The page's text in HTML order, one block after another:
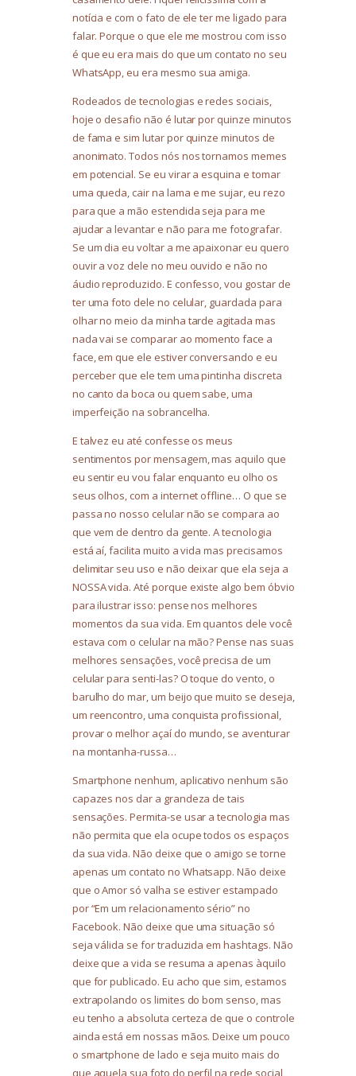
notícia e com o fato de ele ter me ligado para
falar. Porque o que ele me mostrou com isso
é que eu era mais do que um contato no seu
WhatsApp, eu era mesmo sua amiga.
Rodeados de tecnologias e redes sociais,
hoje o desafio não é lutar por quinze minutos
de fama e sim lutar por quinze minutos de
anonimato. Todos nós nos tornamos memes
em potencial. Se eu virar a esquina e tomar
uma queda, cair na lama e me sujar, eu rezo
para que a mão estendida seja para me
ajudar a levantar e não para me fotografar.
Se um dia eu voltar a me apaixonar eu quero
ouvir a voz dele no meu ouvido e não no
áudio reproduzido. E confesso, vou gostar de
ter uma foto dele no celular, guardada para
olhar no meio da minha tarde agitada mas
nada vai se comparar ao momento face a
face, em que ele estiver conversando e eu
perceber que ele tem uma pintinha discreta
no canto da boca ou quem sabe, uma
imperfeição na sobrancelha.
E talvez eu até confesse os meus
sentimentos por mensagem, mas aquilo que
eu sentir eu vou falar enquanto eu olho os
seus olhos, com a internet offline… O que se
passa no nosso celular não se compara ao
que vem de dentro da gente. A tecnologia
está aí, facilita muito a vida mas precisamos
delimitar seu uso e não deixar que ela seja a
NOSSA vida. Até porque existe algo bem óbvio
para ilustrar isso: pense nos melhores
momentos da sua vida. Em quantos dele você
estava com o celular na mão? Pense nas suas
melhores sensações, você precisa de um
celular para senti-las? O toque do vento, o
barulho do mar, um beijo que muito se deseja,
um reencontro, uma conquista profissional,
provar o melhor açaí do mundo, se aventurar
na montanha-russa…
Smartphone nenhum, aplicativo nenhum são
capazes nos dar a grandeza de tais
sensações. Permita-se usar a tecnologia mas
não permita que ela ocupe todos os espaços
da sua vida. Não deixe que o amigo se torne
apenas um contato no Whatsapp. Não deixe
que o Amor só valha se estiver estampado
por “Em um relacionamento sério” no
Facebook. Não deixe que uma situação só
seja válida se for traduzida em hashtags. Não
deixe que a vida se resuma a apenas àquilo
que for publicado. Eu acho que sim, estamos
extrapolando os limites do bom senso, mas
eu tenho a absoluta certeza de que o controle
ainda está em nossas mãos. Deixe um pouco
o smartphone de lado e seja muito mais do
que aquela sua foto do perfil na rede social